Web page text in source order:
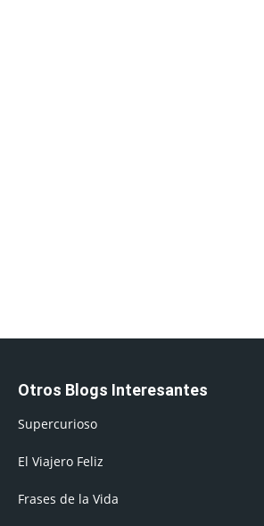
Otros Blogs Interesantes
Supercurioso
El Viajero Feliz
Frases de la Vida